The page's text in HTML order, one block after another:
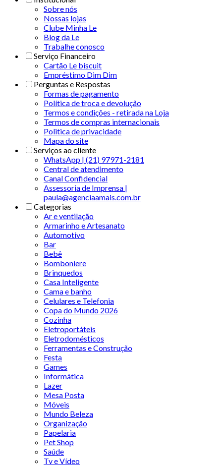
Sobre nós
Nossas lojas
Clube Minha Le
Blog da Le
Trabalhe conosco
Serviço Financeiro
Cartão Le biscuit
Empréstimo Dim Dim
Perguntas e Respostas
Formas de pagamento
Política de troca e devolução
Termos e condições - retirada na Loja
Termos de compras internacionais
Politica de privacidade
Mapa do site
Serviços ao cliente
WhatsApp | (21) 97971-2181
Central de atendimento
Canal Confidencial
Assessoria de Imprensa |
paula@agenciaamais.com.br
Categorias
Ar e ventilação
Armarinho e Artesanato
Automotivo
Bar
Bebê
Bomboniere
Brinquedos
Casa Inteligente
Cama e banho
Celulares e Telefonia
Copa do Mundo 2026
Cozinha
Eletroportáteis
Eletrodomésticos
Ferramentas e Construção
Festa
Games
Informática
Lazer
Mesa Posta
Móveis
Mundo Beleza
Organização
Papelaria
Pet Shop
Saúde
Tv e Vídeo